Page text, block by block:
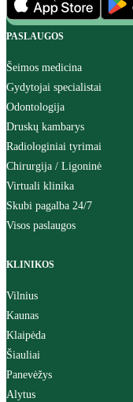
PASLAUGOS
Šeimos medicina
Gydytojai specialistai
Odontologija
Druskų kambarys
Radiologiniai tyrimai
Chirurgija / Ligoninė
Virtuali klinika
Skubi pagalba 24/7
Visos paslaugos
KLINIKOS
Vilnius
Kaunas
Klaipėda
Šiauliai
Panevėžys
Alytus